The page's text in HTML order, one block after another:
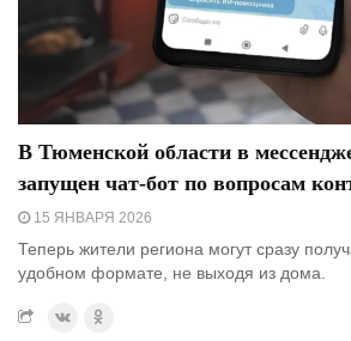
В Тюменской области в
запущен чат-бот по вопросам
15 ЯНВАРЯ 2026
Теперь жители региона могут сразу
удобном формате, не выходя из дома.